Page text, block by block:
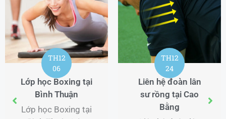
Phòng chẩn trị Y
học cổ truyền
Quảng Oai tại Hà
Nội
Khám phá các
phòng chẩn trị Y
học cổ truyền
Quảng Oai tại Hà
Phòng tập Boxing
giá rẻ tại tại Huyện
Phúc Thọ Hà Nội
2025
Phòng tập Boxing
giá rẻ tại tại Huyện
Phúc Thọ Hà Nội
với chương trình